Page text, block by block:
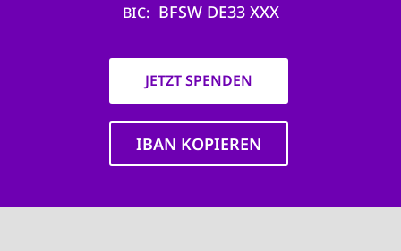
BIC BFSW DE33 XXX
JETZT SPENDEN
IBAN KOPIEREN